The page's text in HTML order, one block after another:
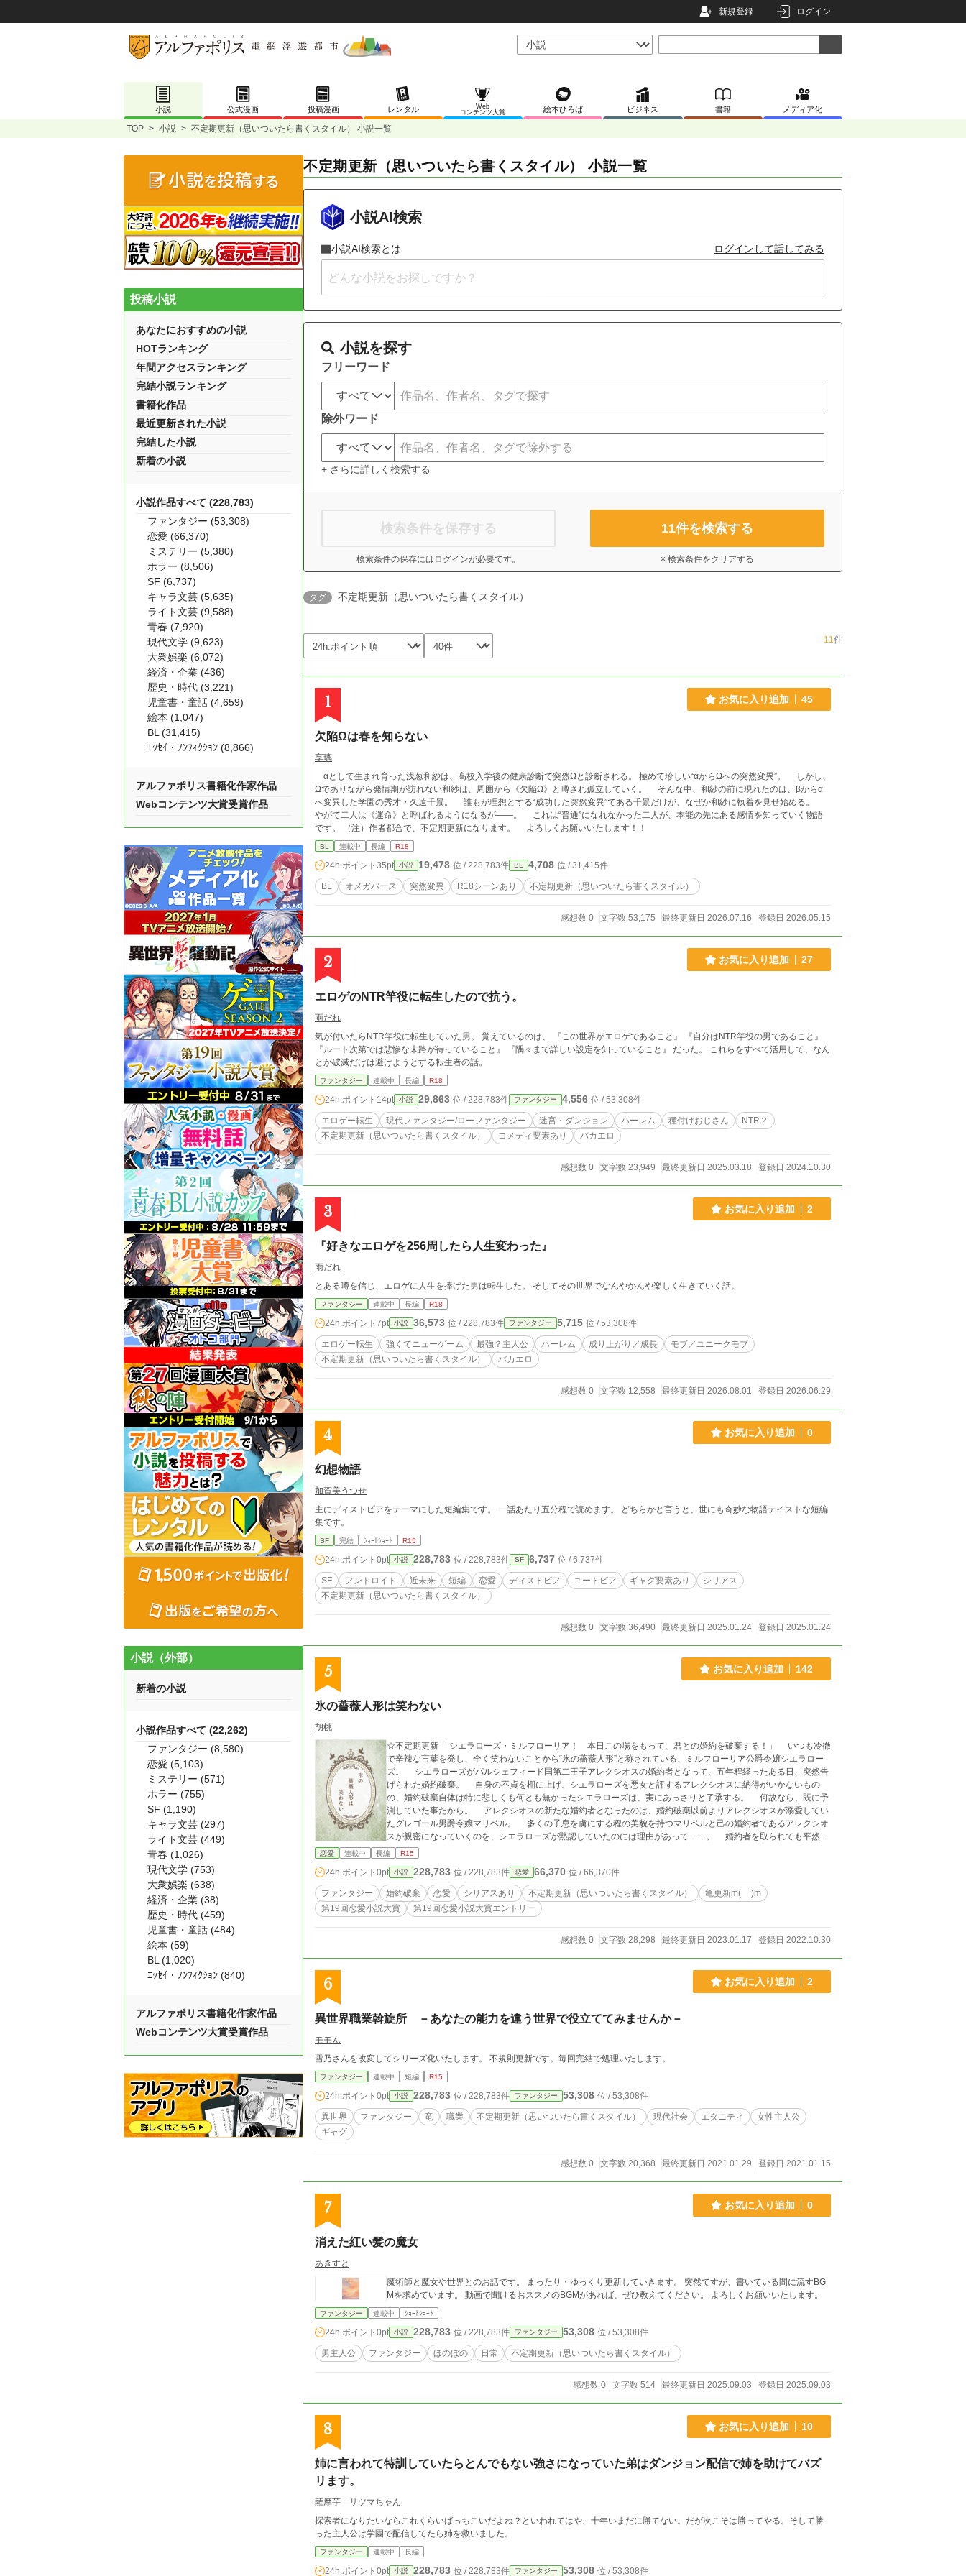
新規登録 ログイン
小説 公式漫画 投稿漫画 レンタル
Web
コンテンツ大賞
絵本ひろば ビジネス 書籍 メディア化
TOP > 小説 > 不定期更新（思いついたら書くスタイル） 小説一覧
不定期更新（思いついたら書くスタイル） 小説一覧
小説AI検索
小説AI検索とは ログインして話してみる
小説を探す
フリーワード
除外ワード
+ さらに詳しく検索する
検索条件を保存する
検索条件の保存には ログインが必要です。
11件を検索する
× 検索条件をクリアする
タグ 不定期更新（思いついたら書くスタイル）
11件
1 お気に入り追加 45
欠陥Ωは春を知らない
享璃
αとして生まれ育った浅葱和紗は、高校入学後の健康診断で突然Ωと診断される。 極めて珍しい“αからΩへの突然変異”。 しかし、
Ωでありながら発情期が訪れない和紗は、周囲から《欠陥Ω》と噂され孤立していく。 そんな中、和紗の前に現れたのは、βからα
へ変異した学園の秀才・久遠千景。 誰もが理想とする“成功した突然変異”である千景だけが、なぜか和紗に執着を見せ始める。
やがて二人は《運命》と呼ばれるようになるが——。 これは“普通”になれなかった二人が、本能の先にある感情を知っていく物語
です。 （注）作者都合で、不定期更新になります。 よろしくお願いいたします！！
BL 連載中 長編 R18
24h.ポイント 35pt 小説 19,478 位 / 228,783件 BL 4,708 位 / 31,415件
BL オメガバース 突然変異 R18シーンあり 不定期更新（思いついたら書くスタイル）
感想数 0 文字数 53,175 最終更新日 2026.07.16 登録日 2026.05.15
2 お気に入り追加 27
エロゲのNTR竿役に転生したので抗う。
雨だれ
気が付いたらNTR竿役に転生していた男。 覚えているのは、 『この世界がエロゲであること』 『自分はNTR竿役の男であること』
『ルート次第では悲惨な末路が待っていること』 『隅々まで詳しい設定を知っていること』 だった。 これらをすべて活用して、なん
とか破滅だけは避けようとする転生者の話。
ファンタジー 連載中 長編 R18
24h.ポイント 14pt 小説 29,863 位 / 228,783件 ファンタジー 4,556 位 / 53,308件
エロゲー転生 現代ファンタジー/ローファンタジー 迷宮・ダンジョン ハーレム 種付けおじさん
NTR？
不定期更新（思いついたら書くスタイル）
コメディ要素あり バカエロ
感想数 0 文字数 23,949 最終更新日 2025.03.18 登録日 2024.10.30
3 お気に入り追加 2
『好きなエロゲを256周したら人生変わった』
雨だれ
とある噂を信じ、エロゲに人生を捧げた男は転生した。 そしてその世界でなんやかんや楽しく生きていく話。
ファンタジー 連載中 長編 R18
24h.ポイント 7pt 小説 36,573 位 / 228,783件 ファンタジー 5,715 位 / 53,308件
エロゲー転生 強くてニューゲーム 最強？主人公 ハーレム 成り上がり／成長
モブ／ユニークモブ
不定期更新（思いついたら書くスタイル）
バカエロ
感想数 0 文字数 12,558 最終更新日 2026.08.01 登録日 2026.06.29
4 お気に入り追加 0
幻想物語
加賀美うつせ
主にディストピアをテーマにした短編集です。 一話あたり五分程で読めます。 どちらかと言うと、世にも奇妙な物語テイストな短編
集です。
SF 完結 ｼｮｰﾄｼｮｰﾄ R15
24h.ポイント 0pt 小説 228,783 位 / 228,783件 SF 6,737 位 / 6,737件
SF アンドロイド 近未来 短編 恋愛 ディストピア ユートピア ギャグ要素あり
シリアス
不定期更新（思いついたら書くスタイル）
感想数 0 文字数 36,490 最終更新日 2025.01.24 登録日 2025.01.24
5 お気に入り追加 142
氷の薔薇人形は笑わない
胡桃
☆不定期更新 「シエラローズ・ミルフローリア！ 本日この場をもって、君との婚約を破棄する！」 いつも冷徹
で辛辣な言葉を発し、全く笑わないことから“氷の薔薇人形”と称されている、ミルフローリア公爵令嬢シエラロー
ズ。 シエラローズがパルシェフィード国第二王子アレクシオスの婚約者となって、五年程経ったある日、突然告
げられた婚約破棄。 自身の不貞を棚に上げ、シエラローズを悪女と評するアレクシオスに納得がいかないもの
の、婚約破棄自体は特に悲しくも何とも無かったシエラローズは、実にあっさりと了承する。 何故なら、既に予
測していた事だから。 アレクシオスの新たな婚約者となったのは、婚約破棄以前よりアレクシオスが溺愛してい
たグレゴール男爵令嬢マリベル。 多くの子息を虜にする程の美貌を持つマリベルと己の婚約者であるアレクシオ
スが親密になっていくのを、シエラローズが黙認していたのには理由があって……。 婚約者を取られても平然と
しているシエラローズの事が面白くないマリベルは、決して犯してはならない過ちをアレクシオスと共に犯してい
等が含まれる場合がありますので、苦手な方はご留意ください。 ※2022/1/20〜『小説家になろう』様にて掲載中
の作品を移行させたものとなりますので、あらかじめご了承ください。（順次移行） また、移行するにあたり一
部改稿しました。 ☆表紙デザイン→同人誌表紙メーカー様（https://dojin-support.net/）
恋愛 連載中 長編 R15
24h.ポイント 0pt 小説 228,783 位 / 228,783件 恋愛 66,370 位 / 66,370件
ファンタジー 婚約破棄 恋愛 シリアスあり 不定期更新（思いついたら書くスタイル）
亀更新m(__)m
第19回恋愛小説大賞
第19回恋愛小説大賞エントリー
感想数 0 文字数 28,298 最終更新日 2023.01.17 登録日 2022.10.30
6 お気に入り追加 2
異世界職業斡旋所 －あなたの能力を違う世界で役立ててみませんか－
モモん
雪乃さんを改変してシリーズ化いたします。 不規則更新です。毎回完結で処理いたします。
ファンタジー 連載中 短編 R15
24h.ポイント 0pt 小説 228,783 位 / 228,783件 ファンタジー 53,308 位 / 53,308件
異世界 ファンタジー 竜 職業 不定期更新（思いついたら書くスタイル） 現代社会 エタニティ
女性主人公
ギャグ
感想数 0 文字数 20,368 最終更新日 2021.01.29 登録日 2021.01.15
7 お気に入り追加 0
消えた紅い髪の魔女
あきすと
魔術師と魔女や世界とのお話です。 まったり・ゆっくり更新していきます。 突然ですが、書いている間に流すBG
Mを求めています。 動画で聞けるおススメのBGMがあれば、ぜひ教えてください。 よろしくお願いいたします。
ファンタジー 連載中 ｼｮｰﾄｼｮｰﾄ
24h.ポイント 0pt 小説 228,783 位 / 228,783件 ファンタジー 53,308 位 / 53,308件
男主人公 ファンタジー ほのぼの 日常 不定期更新（思いついたら書くスタイル）
感想数 0 文字数 514 最終更新日 2025.09.03 登録日 2025.09.03
8 お気に入り追加 10
姉に言われて特訓していたらとんでもない強さになっていた弟はダンジョン配信で姉を助けてバズ
リます。
薩摩芋 サツマちゃん
探索者になりたいならこれくらいばっちこいだよね？といわれてはや、十年いまだに勝てない。だが次こそは勝ってやる。そして勝
った主人公は学園で配信してたら姉を救いました。
ファンタジー 連載中 長編
24h.ポイント 0pt 小説 228,783 位 / 228,783件 ファンタジー 53,308 位 / 53,308件
投稿小説
あなたにおすすめの小説
HOTランキング
年間アクセスランキング
完結小説ランキング
書籍化作品
最近更新された小説
完結した小説
新着の小説
小説作品すべて (228,783)
ファンタジー (53,308)
恋愛 (66,370)
ミステリー (5,380)
ホラー (8,506)
SF (6,737)
キャラ文芸 (5,635)
ライト文芸 (9,588)
青春 (7,920)
現代文学 (9,623)
大衆娯楽 (6,072)
経済・企業 (436)
歴史・時代 (3,221)
児童書・童話 (4,659)
絵本 (1,047)
BL (31,415)
ｴｯｾｲ・ﾉﾝﾌｨｸｼｮﾝ (8,866)
アルファポリス書籍化作家作品
Webコンテンツ大賞受賞作品
小説（外部）
新着の小説
小説作品すべて (22,262)
ファンタジー (8,580)
恋愛 (5,103)
ミステリー (571)
ホラー (755)
SF (1,190)
キャラ文芸 (297)
ライト文芸 (449)
青春 (1,026)
現代文学 (753)
大衆娯楽 (638)
経済・企業 (38)
歴史・時代 (459)
児童書・童話 (484)
絵本 (59)
BL (1,020)
ｴｯｾｲ・ﾉﾝﾌｨｸｼｮﾝ (840)
アルファポリス書籍化作家作品
Webコンテンツ大賞受賞作品